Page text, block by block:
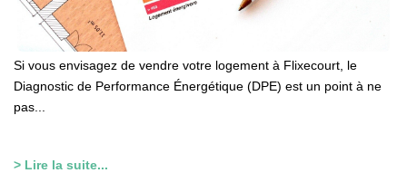
Si vous envisagez de vendre votre logement à Flixecourt, le
Diagnostic de Performance Énergétique (DPE) est un point à ne
pas...
> Lire la suite...